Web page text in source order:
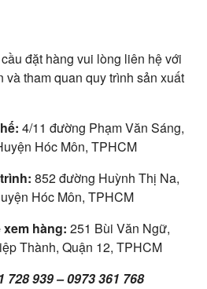
đặt hàng vui lòng liên hệ với
tham quan quy trình sản xuất
4/11 đường Phạm Văn Sáng,
Hóc Môn, TPHCM
852 đường Huỳnh Thị Na,
Hóc Môn, TPHCM
hàng: 251 Bùi Văn Ngữ,
Thành, Quận 12, TPHCM
939 – 0973 361 768